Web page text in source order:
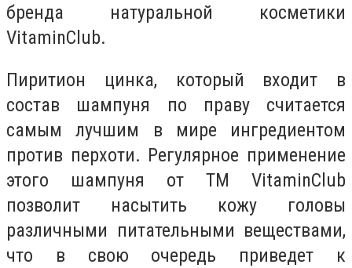
бренда натуральной косметики
VitaminClub.
Пиритион цинка, который входит в
состав шампуня по праву считается
самым лучшим в мире ингредиентом
против перхоти. Регулярное применение
этого шампуня от ТМ VitaminClub
позволит насытить кожу головы
различными питательными веществами,
что в свою очередь приведет к